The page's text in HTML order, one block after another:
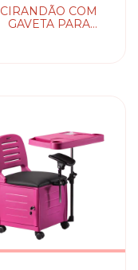
CIRANDÃO COM
GAVETA PARA